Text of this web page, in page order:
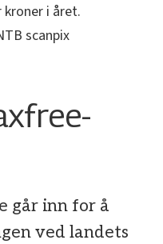
i året.
scanpix
går inn for å
ved landets